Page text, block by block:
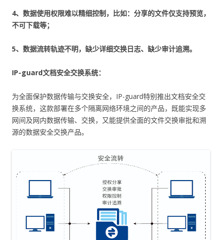
4、数据使用权限难以精细控制，比如：分享的文件仅支持预览，
不可下载等；
5、数据流转轨迹不明，缺少详细交换日志、缺少审计追溯。
IP-guard文档安全交换系统：
为全面保护数据传输与交换安全，IP-guard特别推出文档安全交
换系统，这款部署在多个隔离网络环境之间的产品，既能实现多
网间及网内数据传输、交换，又能提供全面的文件交换审批和溯
源的数据安全交换产品。